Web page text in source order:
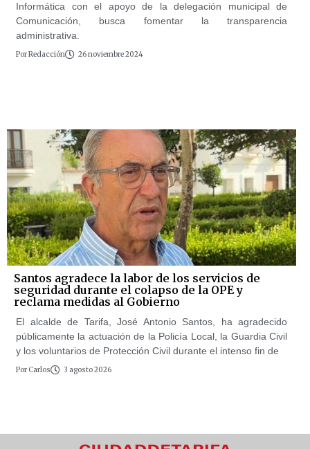
Informática con el apoyo de la delegación municipal de
Comunicación, busca fomentar la transparencia
administrativa.
PorRedacción 26 noviembre 2024
Santos agradece la labor de los servicios de
seguridad durante el colapso de la OPE y
reclama medidas al Gobierno
El alcalde de Tarifa, José Antonio Santos, ha agradecido
públicamente la actuación de la Policía Local, la Guardia Civil
y los voluntarios de Protección Civil durante el intenso fin de
Por Carlos 3 agosto 2026